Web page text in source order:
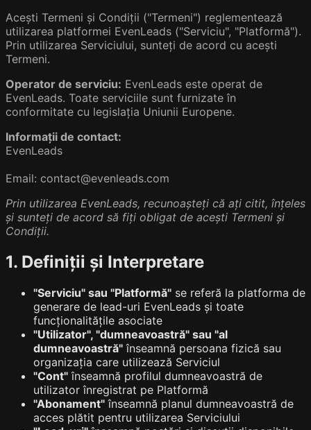
Acești Termeni și Condiții ("Termeni") reglementează
utilizarea platformei EvenLeads ("Serviciu", "Platformă").
Prin utilizarea Serviciului, sunteți de acord cu acești
Termeni.
Operator de serviciu: EvenLeads este operat de
EvenLeads. Toate serviciile sunt furnizate în
conformitate cu legislația Uniunii Europene.
Informații de contact:
EvenLeads
Email: contact@evenleads.com
Prin utilizarea EvenLeads, recunoașteți că ați citit, înțeles
și sunteți de acord să fiți obligat de acești Termeni și
Condiții.
1. Definiții și Interpretare
"Serviciu" sau "Platformă" se referă la platforma de
generare de lead-uri EvenLeads și toate
funcționalitățile asociate
"Utilizator", "dumneavoastră" sau "al
dumneavoastră" înseamnă persoana fizică sau
organizația care utilizează Serviciul
"Cont" înseamnă profilul dumneavoastră de
utilizator înregistrat pe Platformă
"Abonament" înseamnă planul dumneavoastră de
acces plătit pentru utilizarea Serviciului